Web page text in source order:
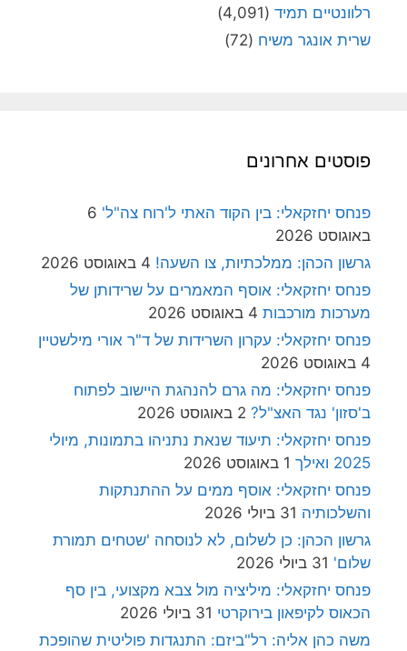
רלוונטיים תמיד (4,091)
שרית אונגר משיח (72)
פוסטים אחרונים
פנחס יחזקאלי: בין הקוד האתי ל'רוח צה"ל' 6
באוגוסט 2026
גרשון הכהן: ממלכתיות, צו השעה! 4 באוגוסט 2026
פנחס יחזקאלי: אוסף המאמרים על שרידותן של
מערכות מורכבות 4 באוגוסט 2026
פנחס יחזקאלי: עקרון השרידות של ד"ר אורי מילשטיין
4 באוגוסט 2026
פנחס יחזקאלי: מה גרם להנהגת היישוב לפתוח
ב'סזון' נגד האצ"ל? 2 באוגוסט 2026
פנחס יחזקאלי: תיעוד שנאת נתניהו בתמונות, מיולי
2025 ואילך
1 באוגוסט 2026
פנחס יחזקאלי: אוסף ממים על ההתנתקות
והשלכותיה 31 ביולי 2026
גרשון הכהן: כן לשלום, לא לנוסחה 'שטחים תמורת
שלום' 31 ביולי 2026
פנחס יחזקאלי: מיליציה מול צבא מקצועי, בין סף
הכאוס לקיפאון בירוקרטי 31 ביולי 2026
משה כהן אליה: רל"ביזם: התנגדות פוליטית שהופכת